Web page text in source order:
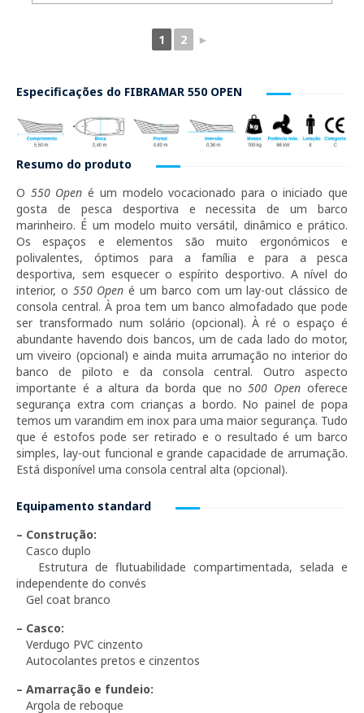
1 2 ►
Especificações do FIBRAMAR 550 OPEN
Resumo do produto
O 550 Open é um modelo vocacionado para o iniciado que
gosta de pesca desportiva e necessita de um barco
marinheiro. É um modelo muito versátil, dinâmico e prático.
Os espaços e elementos são muito ergonómicos e
polivalentes, óptimos para a família e para a pesca
desportiva, sem esquecer o espírito desportivo. A nível do
interior, o 550 Open é um barco com um lay-out clássico de
consola central. À proa tem um banco almofadado que pode
ser transformado num solário (opcional). À ré o espaço é
abundante havendo dois bancos, um de cada lado do motor,
um viveiro (opcional) e ainda muita arrumação no interior do
banco de piloto e da consola central. Outro aspecto
importante é a altura da borda que no500 Open oferece
segurança extra com crianças a bordo. No painel de popa
temos um varandim em inox para uma maior segurança. Tudo
que é estofos pode ser retirado e o resultado é um barco
simples, lay-out funcional e grande capacidade de arrumação.
Está disponível uma consola central alta (opcional).
Equipamento standard
– Construção:
Casco duplo
Estrutura de flutuabilidade compartimentada, selada e
independente do convés
Gel coat branco
– Casco:
Verdugo PVC cinzento
Autocolantes pretos e cinzentos
– Amarração e fundeio:
Argola de reboque